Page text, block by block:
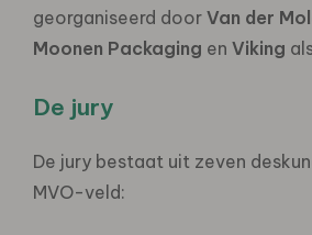
georganiseerd door Van der
Moonen Packaging en Viking
De jury
De jury bestaat uit zeven
MVO-veld: